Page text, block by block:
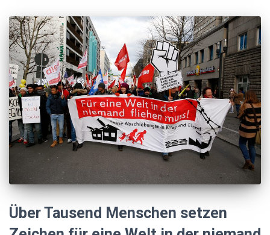
Über Tausend Menschen setzen